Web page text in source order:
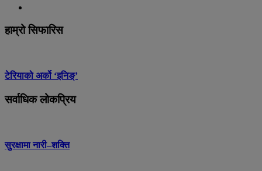
हाम्रो सिफारिस
टेरियाको अर्को ‘इनिङ्’
सर्वाधिक लोकप्रिय
सुरक्षामा नारी–शक्ति